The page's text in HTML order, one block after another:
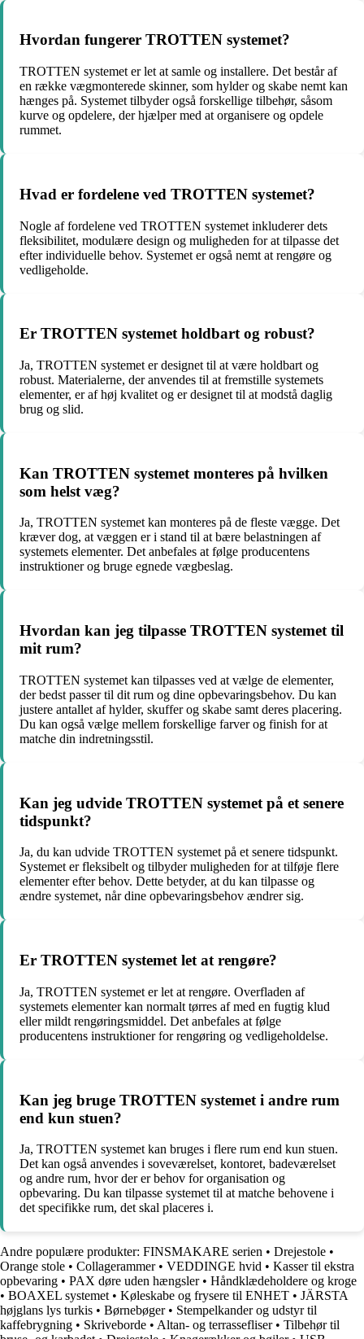
Hvordan fungerer TROTTEN systemet?
TROTTEN systemet er let at samle og installere. Det består af
en række vægmonterede skinner, som hylder og skabe nemt kan
hænges på. Systemet tilbyder også forskellige tilbehør, såsom
kurve og opdelere, der hjælper med at organisere og opdele
rummet.
Hvad er fordelene ved TROTTEN systemet?
Nogle af fordelene ved TROTTEN systemet inkluderer dets
fleksibilitet, modulære design og muligheden for at tilpasse det
efter individuelle behov. Systemet er også nemt at rengøre og
vedligeholde.
Er TROTTEN systemet holdbart og robust?
Ja, TROTTEN systemet er designet til at være holdbart og
robust. Materialerne, der anvendes til at fremstille systemets
elementer, er af høj kvalitet og er designet til at modstå daglig
brug og slid.
Kan TROTTEN systemet monteres på hvilken
som helst væg?
Ja, TROTTEN systemet kan monteres på de fleste vægge. Det
kræver dog, at væggen er i stand til at bære belastningen af
systemets elementer. Det anbefales at følge producentens
instruktioner og bruge egnede vægbeslag.
Hvordan kan jeg tilpasse TROTTEN systemet til
mit rum?
TROTTEN systemet kan tilpasses ved at vælge de elementer,
der bedst passer til dit rum og dine opbevaringsbehov. Du kan
justere antallet af hylder, skuffer og skabe samt deres placering.
Du kan også vælge mellem forskellige farver og finish for at
matche din indretningsstil.
Kan jeg udvide TROTTEN systemet på et senere
tidspunkt?
Ja, du kan udvide TROTTEN systemet på et senere tidspunkt.
Systemet er fleksibelt og tilbyder muligheden for at tilføje flere
elementer efter behov. Dette betyder, at du kan tilpasse og
ændre systemet, når dine opbevaringsbehov ændrer sig.
Er TROTTEN systemet let at rengøre?
Ja, TROTTEN systemet er let at rengøre. Overfladen af
systemets elementer kan normalt tørres af med en fugtig klud
eller mildt rengøringsmiddel. Det anbefales at følge
producentens instruktioner for rengøring og vedligeholdelse.
Kan jeg bruge TROTTEN systemet i andre rum
end kun stuen?
Ja, TROTTEN systemet kan bruges i flere rum end kun stuen.
Det kan også anvendes i soveværelset, kontoret, badeværelset
og andre rum, hvor der er behov for organisation og
opbevaring. Du kan tilpasse systemet til at matche behovene i
det specifikke rum, det skal placeres i.
Andre populære produkter: FINSMAKARE serien • Drejestole •
Orange stole • Collagerammer• VEDDINGE hvid • Kasser til ekstra
opbevaring • PAX døre uden hængsler• Håndklædeholdere og kroge
• BOAXEL systemet • Køleskabe og frysere til ENHET • JÄRSTA
højglans lys turkis • Børnebøger• Stempelkander og udstyr til
kaffebrygning • Skriveborde • Altan- og terrassefliser• Tilbehør til